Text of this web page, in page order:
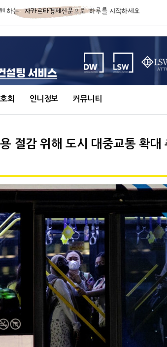
회 인니정보 커뮤니티
절감 위해 도시 대중교통 확대